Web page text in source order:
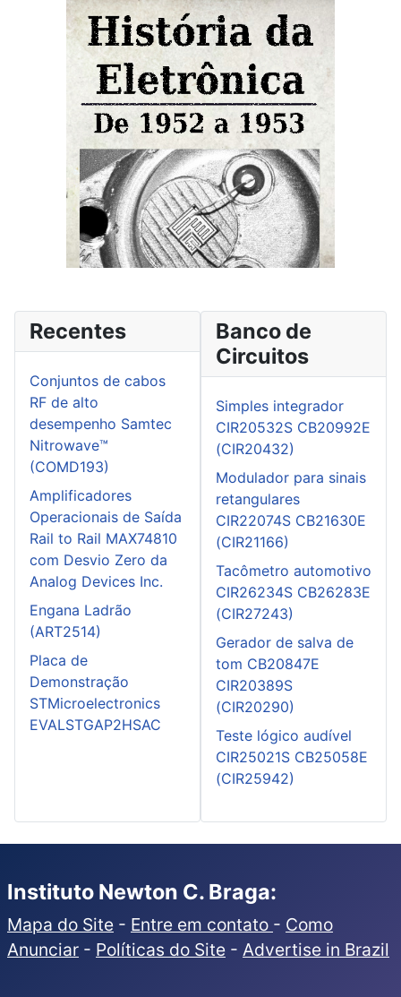
Recentes
Conjuntos de cabos
RF de alto
desempenho Samtec
Nitrowave™
(COMD193)
Amplificadores
Operacionais de Saída
Rail to Rail MAX74810
com Desvio Zero da
Analog Devices Inc.
Engana Ladrão
(ART2514)
Placa de
Demonstração
STMicroelectronics
EVALSTGAP2HSAC
Banco de
Circuitos
Simples integrador
CIR20532S CB20992E
(CIR20432)
Modulador para sinais
retangulares
CIR22074S CB21630E
(CIR21166)
Tacômetro automotivo
CIR26234S CB26283E
(CIR27243)
Gerador de salva de
tom CB20847E
CIR20389S
(CIR20290)
Teste lógico audível
CIR25021S CB25058E
(CIR25942)
Instituto Newton C. Braga:
Mapa do Site - Entre em contato - Como
Anunciar - Políticas do Site - Advertise in Brazil